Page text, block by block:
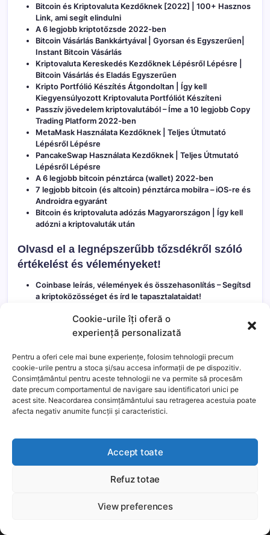
Cookie-urile îți oferă o
experiență personalizată
Pentru a oferi cele mai bune experiențe, folosim tehnologii precum
cookie-urile pentru a stoca și/sau accesa informații de pe dispozitiv.
Consimțământul pentru aceste tehnologii ne va permite să procesăm
date precum comportamentul de navigare sau identificatori unici pe
acest site. Neacordarea consimțământului sau retragerea acestuia poate
afecta negativ anumite funcții și caracteristici.
Accept toate
Refuz totae
View preferences
Bitcoin és Kriptovaluta Kezdőknek [2022] | 100+ Hasznos
Link, ami segít elindulni
A 6 legjobb kriptotőzsde 2022-ben
Bitcoin Vásárlás Bankkártyával | Gyorsan és Egyszerűen|
Instant Bitcoin Vásárlás
Kriptovaluta Kereskedés Kezdőknek Lépésről Lépésre |
Bitcoin Vásárlás és Eladás Egyszerűen
Kripto Portfólió Készítés Átgondoltan | Így kell
Kiegyensúlyozott Kriptovaluta Portfóliót Készíteni
Passzív jövedelem kriptovalutából – Íme a 10 legjobb Copy
Trading Platform 2022-ben
MetaMask Használata Kezdőknek | Teljes Útmutató
Lépésről Lépésre
PancakeSwap Használata Kezdőknek | Teljes Útmutató
Lépésről Lépésre
A 6 legjobb bitcoin pénztárca (wallet) 2022-ben
7 legjobb bitcoin (és altcoin) pénztárca mobilra – iOS-re és
Androidra egyaránt
Bitcoin és kriptovaluta adózás Magyarországon | Így kell
adózni a kriptovaluták után
Olvasd el a legnépszerűbb tőzsdékről szóló
értékelést és véleményeket!
Coinbase leírás, vélemények és összehasonlítás – Segítsd
a kriptoközösséget és írd le tapasztalataidat!
már? Írd le tapasztalataid és segíts másoknak!
Kraken értékelés és vélemények– Oszd meg
Crypto.com vélemények és leírás – Te próbáltad már?
Oszd meg tapasztalataidat a többiekkel!
OKEx vélemények, értékelés és leírás– Oszd meg
tapasztalataid a többiekkel vagy nézd meg mit mondanak
mások!
CEX.io vélemények és összehasonlítás
This website uses cookies to improve your experience. We'll